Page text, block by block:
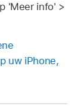
'Meer info' >
uw iPhone,